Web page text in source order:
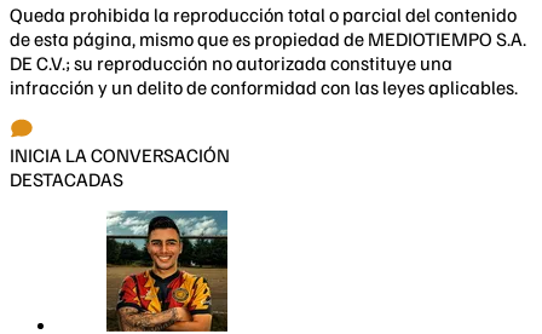
Queda prohibida la reproducción total o parcial del contenido
de esta página, mismo que es propiedad de MEDIOTIEMPO S.A.
DE C.V.; su reproducción no autorizada constituye una
infracción y un delito de conformidad con las leyes aplicables.
INICIA LA CONVERSACIÓN
DESTACADAS